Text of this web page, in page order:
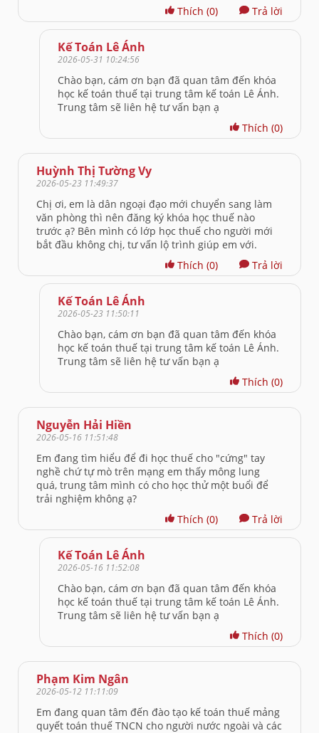
Thích (0) Trả lời
Kế Toán Lê Ánh
2026-05-31 10:24:56
Chào bạn, cám ơn bạn đã quan tâm đến khóa
học kế toán thuế tại trung tâm kế toán Lê Ánh.
Trung tâm sẽ liên hệ tư vấn bạn ạ
Thích (0)
Huỳnh Thị Tường Vy
2026-05-23 11:49:37
Chị ơi, em là dân ngoại đạo mới chuyển sang làm
văn phòng thì nên đăng ký khóa học thuế nào
trước ạ? Bên mình có lớp học thuế cho người mới
bắt đầu không chị, tư vấn lộ trình giúp em với.
Thích (0) Trả lời
Kế Toán Lê Ánh
2026-05-23 11:50:11
Chào bạn, cám ơn bạn đã quan tâm đến khóa
học kế toán thuế tại trung tâm kế toán Lê Ánh.
Trung tâm sẽ liên hệ tư vấn bạn ạ
Thích (0)
Nguyễn Hải Hiền
2026-05-16 11:51:48
Em đang tìm hiểu để đi học thuế cho "cứng" tay
nghề chứ tự mò trên mạng em thấy mông lung
quá, trung tâm mình có cho học thử một buổi để
trải nghiệm không ạ?
Thích (0) Trả lời
Kế Toán Lê Ánh
2026-05-16 11:52:08
Chào bạn, cám ơn bạn đã quan tâm đến khóa
học kế toán thuế tại trung tâm kế toán Lê Ánh.
Trung tâm sẽ liên hệ tư vấn bạn ạ
Thích (0)
Phạm Kim Ngân
2026-05-12 11:11:09
Em đang quan tâm đến đào tạo kế toán thuế mảng
quyết toán thuế TNCN cho người nước ngoài và các